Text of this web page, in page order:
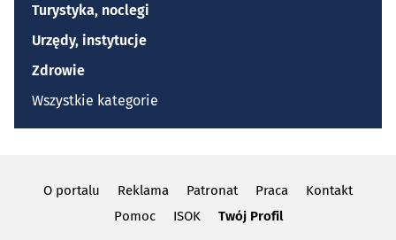
Turystyka, noclegi
Urzędy, instytucje
Zdrowie
Wszystkie kategorie
O portalu Reklama Patronat Praca
Kontakt
Pomoc
ISOK Twój Profil